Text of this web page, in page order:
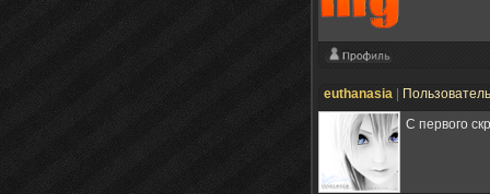
euthanasia
С первого